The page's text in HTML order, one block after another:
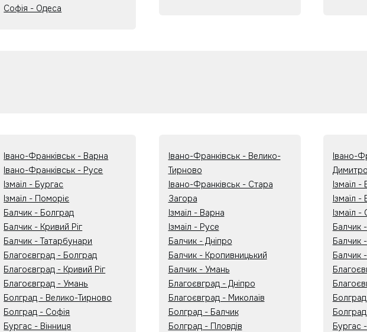
Софія - Одеса
Івано-Франківськ - Варна
Івано-Франківськ - Русе
Ізмаїл - Бургас
Ізмаїл - Поморіє
Балчик - Болград
Балчик - Кривий Ріг
Балчик - Татарбунари
Благоєвград - Болград
Благоєвград - Кривий Ріг
Благоєвград - Умань
Болград - Велико-Тирново
Болград - Софія
Бургас - Вінниця
Івано-Франківськ - Велико-
Тирново
Івано-Франківськ - Стара
Загора
Ізмаїл - Варна
Ізмаїл - Русе
Балчик - Дніпро
Балчик - Кропивницький
Балчик - Умань
Благоєвград - Дніпро
Благоєвград - Миколаїв
Болград - Балчик
Болград - Пловдів
Івано-
Ізмаїл -
Ізмаїл
Ізмаїл -
Балчик
Балчик
Балчик
Бургас -